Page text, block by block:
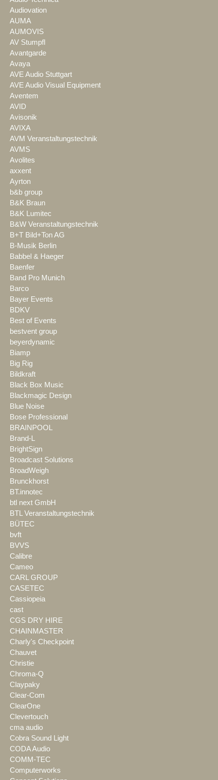
Audiovation
AUMA
AUMOVIS
AV Stumpfl
Avantgarde
Avaya
AVE Audio Stuttgart
AVE Audio Visual Equipment
Aventem
AVID
Avisonik
AVIXA
AVM Veranstaltungstechnik
AVMS
Avolites
axxent
Ayrton
b&b group
B&K Braun
B&K Lumitec
B&W Veranstaltungstechnik
B+T Bild+Ton AG
B-Musik Berlin
Babbel & Haeger
Baenfer
Band Pro Munich
Barco
Bayer Events
BDKV
Best of Events
bestvent group
beyerdynamic
Biamp
Big Rig
Bildkraft
Black Box Music
Blackmagic Design
Blue Noise
Bose Professional
BRAINPOOL
Brand-L
BrightSign
Broadcast Solutions
BroadWeigh
Brunckhorst
BT.innotec
btl next GmbH
BTL Veranstaltungstechnik
BÜTEC
bvft
BVVS
Calibre
Cameo
CARL GROUP
CASETEC
Cassiopeia
cast
CGS DRY HIRE
CHAINMASTER
Charly's Checkpoint
Chauvet
Christie
Chroma-Q
Claypaky
Clear-Com
ClearOne
Clevertouch
cma audio
Cobra Sound Light
CODA Audio
COMM-TEC
Computerworks